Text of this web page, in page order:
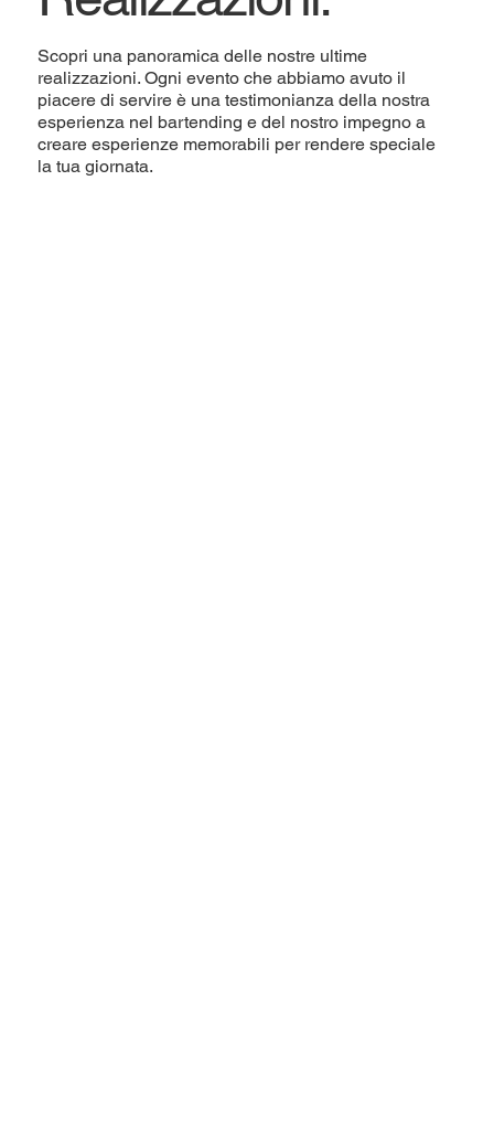
Scopri una panoramica delle nostre ultime
realizzazioni. Ogni evento che abbiamo avuto il
piacere di servire è una testimonianza della nostra
esperienza nel bartending e del nostro impegno a
creare esperienze memorabili per rendere speciale
la tua giornata.